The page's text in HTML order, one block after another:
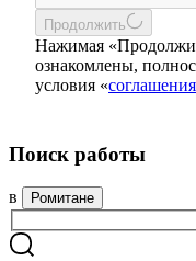
Продолжить
Нажимая
ознакомлены,
условия «соглашения
Поиск работы
в Ромитане